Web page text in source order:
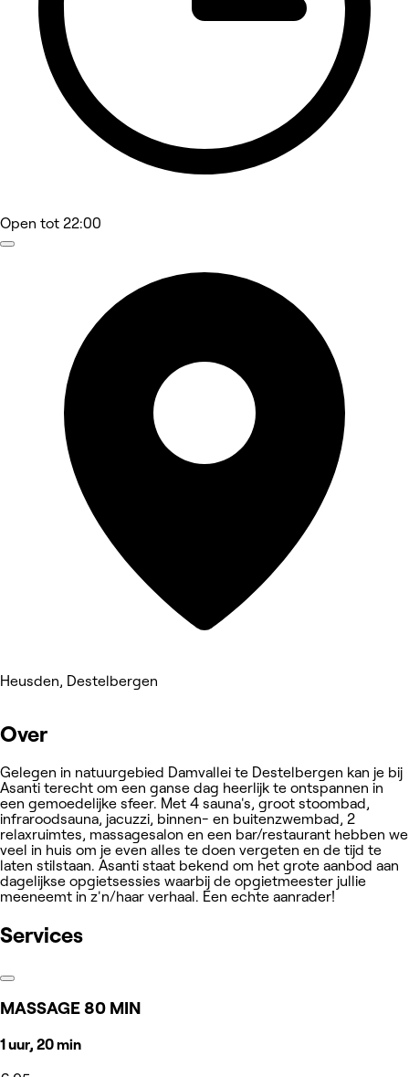
Open tot 22:00
Heusden, Destelbergen
Over
Gelegen in natuurgebied Damvallei te Destelbergen kan je bij
Asanti terecht om een ganse dag heerlijk te ontspannen in
een gemoedelijke sfeer. Met 4 sauna's, groot stoombad,
infraroodsauna, jacuzzi, binnen- en buitenzwembad, 2
relaxruimtes, massagesalon en een bar/restaurant hebben we
veel in huis om je even alles te doen vergeten en de tijd te
laten stilstaan. Asanti staat bekend om het grote aanbod aan
dagelijkse opgietsessies waarbij de opgietmeester jullie
meeneemt in z'n/haar verhaal. Een echte aanrader!
Services
MASSAGE 80 MIN
1 uur, 20 min